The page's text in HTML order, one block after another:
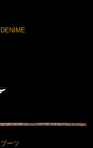
DENIME
ブーツ